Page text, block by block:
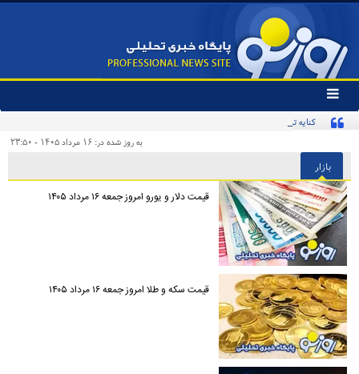
تغییر
وضعیت
منوی
ها
کنایه تند یک روزنامه به «پیروزی‌طلبان زودهنگام» و مخاطبان اینترنشنال
به روز شده در: ۱۶ مرداد ۱۴۰۵ - ۲۳:۵۰
بازار
قیمت دلار و یورو امروز جمعه ۱۶ مرداد ۱۴۰۵
قیمت سکه و طلا امروز جمعه ۱۶ مرداد ۱۴۰۵